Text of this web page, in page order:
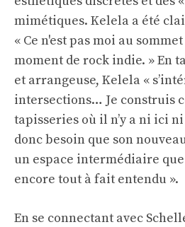
mimétiques. Kelela a été
« Ce n'est pas moi au
moment de rock indie. » En
et arrangeuse, Kelela «
intersections… Je construis
tapisseries où il n’y a ni ici
donc besoin que son
un espace intermédiaire que
encore tout à fait entendu ».
En se connectant avec